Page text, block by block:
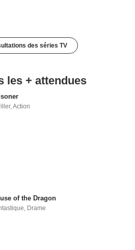
des séries TV
les + attendues
,Action
of the Dragon
Drame